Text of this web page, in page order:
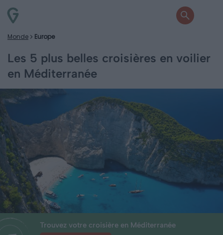
Monde Europe
Les 5 plus belles croisières en voilier
en Méditerranée
Trouvez votre croisière en Méditerranée